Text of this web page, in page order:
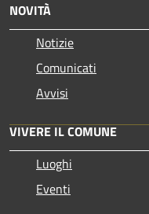
NOVITÀ
Notizie
Comunicati
Avvisi
VIVERE IL COMUNE
Luoghi
Eventi